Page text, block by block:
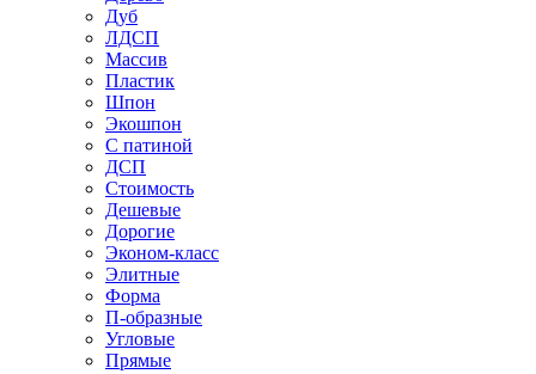
Дуб
ЛДСП
Массив
Пластик
Шпон
Экошпон
С патиной
ДСП
Стоимость
Дешевые
Дорогие
Эконом-класс
Элитные
Форма
П-образные
Угловые
Прямые